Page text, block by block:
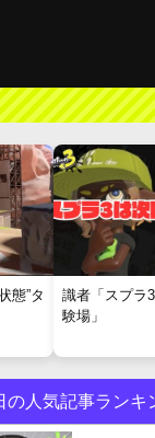
態”タ
識者「スプラ
験場」
の人気記事ランキ